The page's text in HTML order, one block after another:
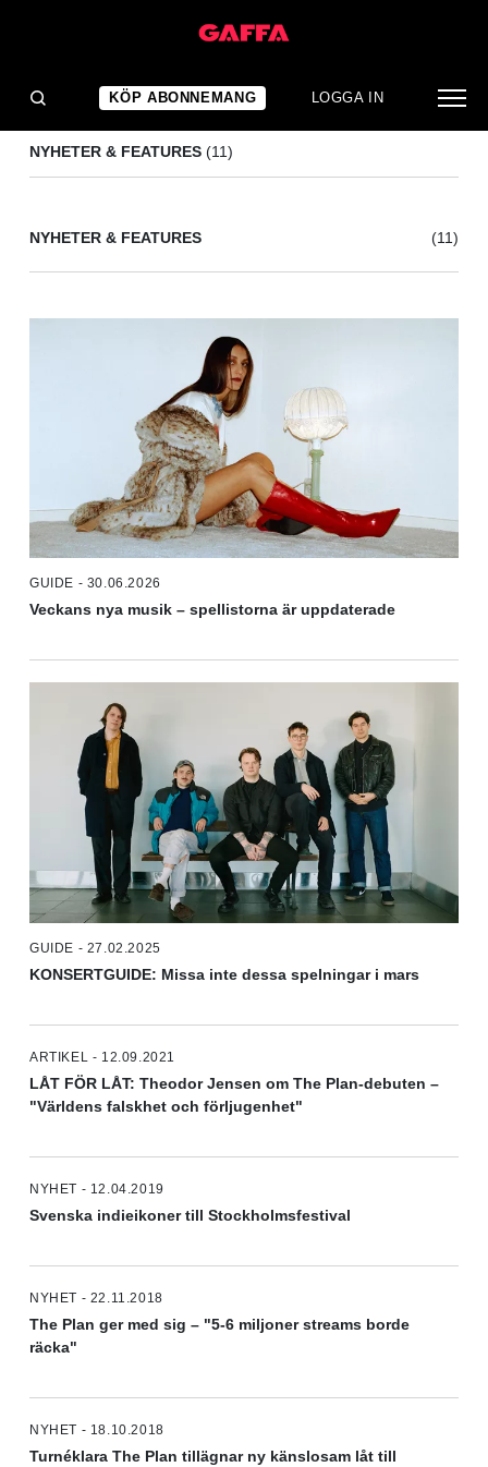
KÖP ABONNEMANG LOGGA IN
NYHETER & FEATURES (11)
NYHETER & FEATURES (11)
GUIDE - 30.06.2026
Veckans nya musik – spellistorna är uppdaterade
GUIDE - 27.02.2025
KONSERTGUIDE: Missa inte dessa spelningar i mars
ARTIKEL - 12.09.2021
LÅT FÖR LÅT: Theodor Jensen om The Plan-debuten –
"Världens falskhet och förljugenhet"
NYHET - 12.04.2019
Svenska indieikoner till Stockholmsfestival
NYHET - 22.11.2018
The Plan ger med sig – "5-6 miljoner streams borde
räcka"
NYHET - 18.10.2018
Turnéklara The Plan tillägnar ny känslosam låt till